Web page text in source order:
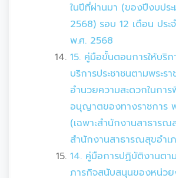
ในปีที่ผ่านมา (ของปีงบปร
2568) รอบ 12 เดือน ประ
พ.ศ. 2568
15. คู่มือขั้นตอนการให้บริก
บริการประชาชนตามพระ
อำนวยความสะดวกในกา
อนุญาตของทางราชการ
(เฉพาะสำนักงานสาธาร
สำนักงานสาธารณสุขอำเ
14. คู่มือการปฏิบัติงานตา
ภารกิจสนับสนุนของหน่วย